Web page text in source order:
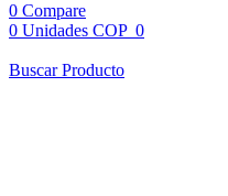
0 Compare
0 Unidades COP 0
Buscar Producto